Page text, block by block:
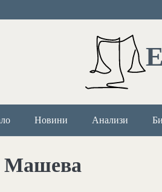
Новини Анализи
Машева